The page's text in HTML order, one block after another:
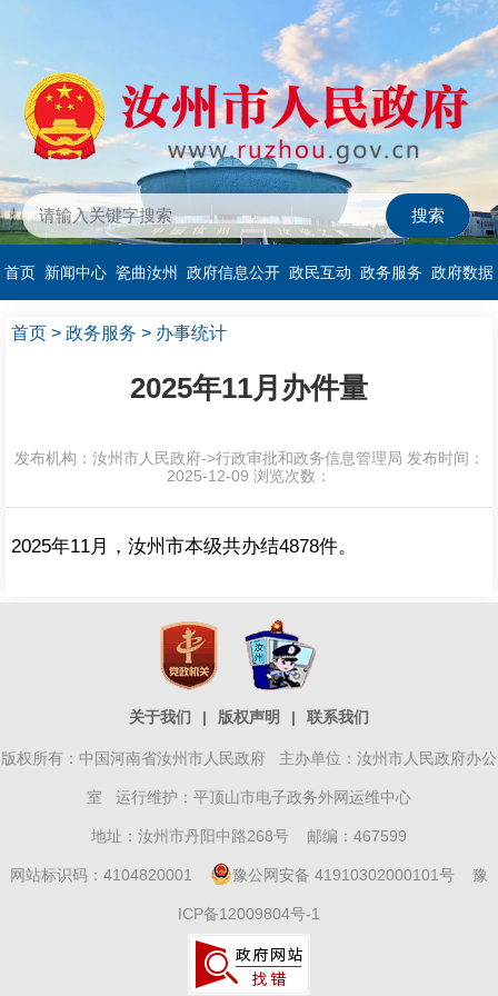
首页 新闻中心 瓷曲汝州 政府信息公开 政民互动 政务服务 政府数据
首页 > 政务服务 > 办事统计
2025年11月办件量
发布机构：汝州市人民政府->行政审批和政务信息管理局 发布时间：
2025-12-09 浏览次数：
2025年11月，汝州市本级共办结4878件。
关于我们 | 版权声明 | 联系我们
版权所有：中国河南省汝州市人民政府 主办单位：汝州市人民政府办公
室 运行维护：平顶山市电子政务外网运维中心
地址：汝州市丹阳中路268号 邮编：467599
网站标识码：4104820001 豫公网安备 41910302000101号 豫
ICP备12009804号-1